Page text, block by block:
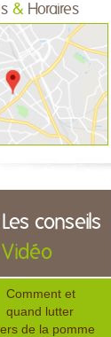
& Horaires
Les conseils
Vidéo
Comment et
quand lutter
de la pomme